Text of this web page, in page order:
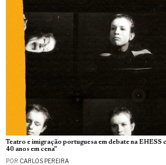
Teatro e imigração portuguesa em debate na EHESS
40 anos em cena”
POR CARLOS PEREIRA